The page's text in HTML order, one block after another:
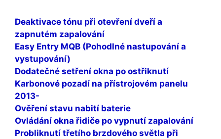
Deaktivace tónu při otevření dveří a
zapnutém zapalování
Easy Entry MQB (Pohodlné nastupování a
vystupování)
Dodatečné setření okna po ostřiknutí
Karbonové pozadí na přístrojovém panelu
2013-
Ověření stavu nabití baterie
Ovládání okna řidiče po vypnutí zapalování
Probliknutí třetího brzdového světla při